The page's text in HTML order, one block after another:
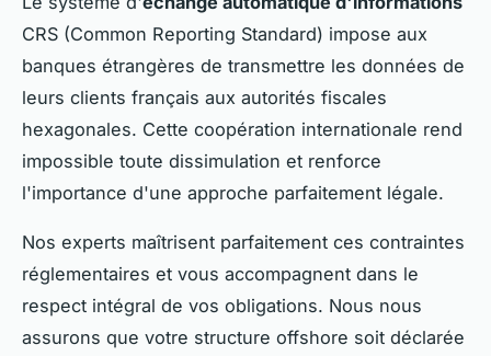
CRS (Common Reporting Standard) impose aux
banques étrangères de transmettre les données de
leurs clients français aux autorités fiscales
hexagonales. Cette coopération internationale rend
impossible toute dissimulation et renforce
l'importance d'une approche parfaitement légale.
Nos experts maîtrisent parfaitement ces contraintes
réglementaires et vous accompagnent dans le
respect intégral de vos obligations. Nous nous
assurons que votre structure offshore soit déclarée